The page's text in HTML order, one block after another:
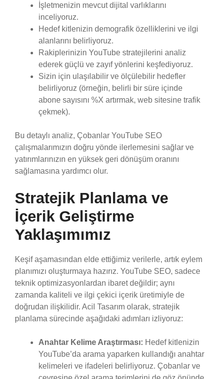
İşletmenizin mevcut dijital varlıklarını
inceliyoruz.
Hedef kitlenizin demografik özelliklerini ve ilgi
alanlarını belirliyoruz.
Rakiplerinizin YouTube stratejilerini analiz
ederek güçlü ve zayıf yönlerini keşfediyoruz.
Sizin için ulaşılabilir ve ölçülebilir hedefler
belirliyoruz (örneğin, belirli bir süre içinde
abone sayısını %X artırmak, web sitesine trafik
çekmek).
Bu detaylı analiz, Çobanlar YouTube SEO
çalışmalarımızın doğru yönde ilerlemesini sağlar ve
yatırımlarınızın en yüksek geri dönüşüm oranını
sağlamasına yardımcı olur.
Stratejik Planlama ve
İçerik Geliştirme
Yaklaşımımız
Keşif aşamasından elde ettiğimiz verilerle, artık eylem
planımızı oluşturmaya hazırız. YouTube SEO, sadece
teknik optimizasyonlardan ibaret değildir; aynı
zamanda kaliteli ve ilgi çekici içerik üretimiyle de
doğrudan ilişkilidir. Acil Tasarım olarak, stratejik
planlama sürecinde aşağıdaki adımları izliyoruz:
Anahtar Kelime Araştırması: Hedef kitlenizin
YouTube’da arama yaparken kullandığı anahtar
kelimeleri ve ifadeleri belirliyoruz. Çobanlar ve